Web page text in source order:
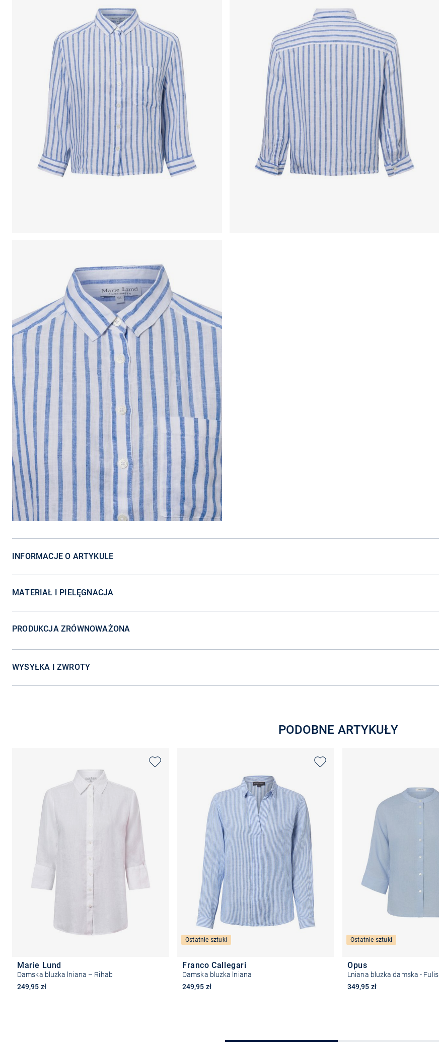
INFORMACJE O ARTYKULE
MATERIAŁ I PIELĘGNACJA
PRODUKCJA ZRÓWNOWAŻONA
WYSYŁKA I ZWROTY
PODOBNE ARTYKUŁY
Marie Lund
Damska bluzka lniana – Rihab
249,95 zł
Ostatnie sztuki
Franco Callegari
Damska bluzka lniana
249,95 zł
Ostatnie sztuki
Opus
Lniana bluzka damska - Fulis
349,95 zł